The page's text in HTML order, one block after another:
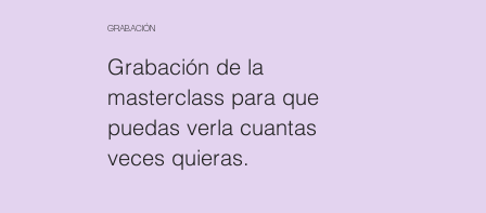
GRABACIÓN
Grabación de la
masterclass para que
puedas verla cuantas
veces quieras.